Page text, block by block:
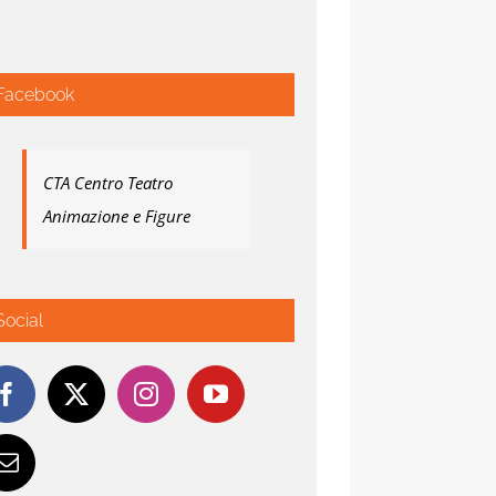
CTA Centro Teatro
Animazione e Figure